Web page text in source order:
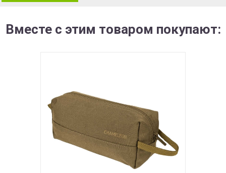
Вместе с этим товаром покупают: